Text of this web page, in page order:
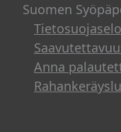
Suomen
Anna